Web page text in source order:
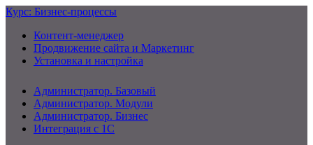
Курс: Бизнес-процессы
Контент-менеджер
Продвижение сайта и Маркетинг
Установка и настройка
Администратор. Базовый
Администратор. Модули
Администратор. Бизнес
Интеграция с 1С